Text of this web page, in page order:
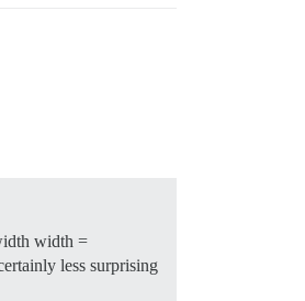
width =
less surprising